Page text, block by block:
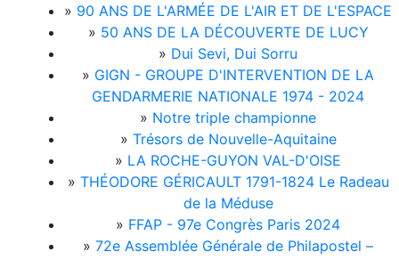
» 90 ANS DE L'ARMÉE DE L'AIR ET DE L'ESPACE
» 50 ANS DE LA DÉCOUVERTE DE LUCY
» Dui Sevi, Dui Sorru
» GIGN - GROUPE D'INTERVENTION DE LA
GENDARMERIE NATIONALE 1974 - 2024
» Notre triple championne
» Trésors de Nouvelle-Aquitaine
» LA ROCHE-GUYON VAL-D'OISE
» THÉODORE GÉRICAULT 1791-1824 Le Radeau
de la Méduse
» FFAP - 97e Congrès Paris 2024
» 72e Assemblée Générale de Philapostel –